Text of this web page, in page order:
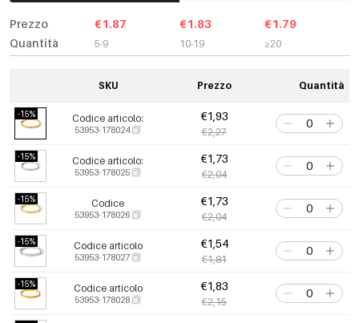
Prezzo
Quantità
€1.87
5-9
€1.83
10-19
€1.79
≥20
SKU Prezzo Quantità
-15% Codice articolo:
53953-178024
€1,93
€2,27
-15% Codice articolo:
53953-178025
€1,73
€2,04
-15% Codice
53953-178026
€1,73
€2,04
-15% Codice articolo
53953-178027
€1,54
€1,81
-15% Codice articolo
53953-178028
€1,83
€2,15